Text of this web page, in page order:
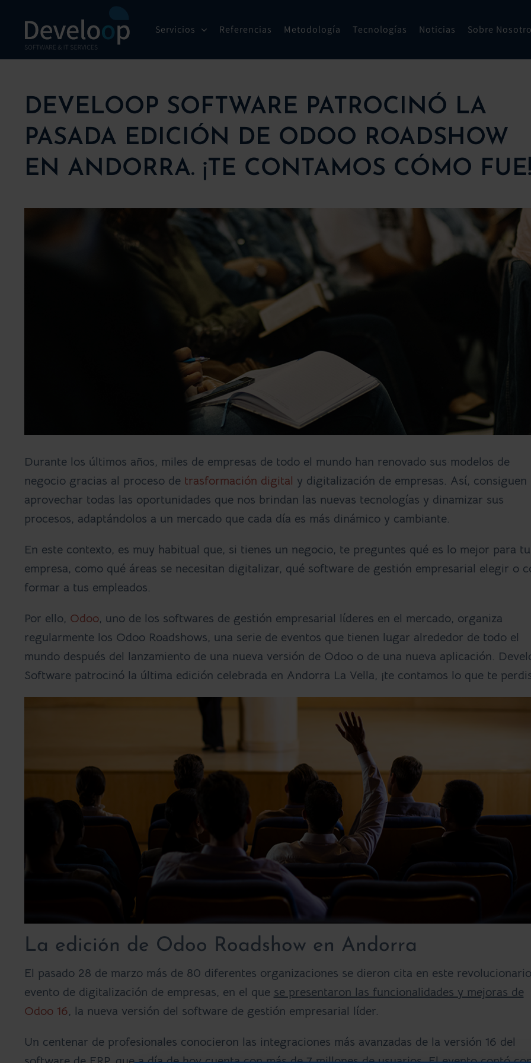
contenido
Servicios Referencias Metodología Tecnologías Noticias Sobre
DEVELOOP SOFTWARE PATROCINÓ LA
PASADA EDICIÓN DE ODOO ROADSHOW
EN ANDORRA. ¡TE CONTAMOS CÓMO
Durante los últimos años, miles de empresas de todo el mundo han renovado sus modelos de
negocio gracias al proceso de trasformación digital y digitalización de empresas. Así, consiguen
aprovechar todas las oportunidades que nos brindan las nuevas tecnologías y dinamizar sus
procesos, adaptándolos a un mercado que cada día es más dinámico y cambiante.
En este contexto, es muy habitual que, si tienes un negocio, te preguntes qué es lo mejor para tu
empresa, como qué áreas se necesitan digitalizar, qué software de gestión empresarial elegir o
formar a tus empleados.
Por ello, Odoo, uno de los softwares de gestión empresarial líderes en el mercado, organiza
regularmente los Odoo Roadshows, una serie de eventos que tienen lugar alrededor de todo el
mundo después del lanzamiento de una nueva versión de Odoo o de una nueva aplicación.
Software patrocinó la última edición celebrada en Andorra La Vella, ¡te contamos lo que te
La edición de Odoo Roadshow en Andorra
El pasado 28 de marzo más de 80 diferentes organizaciones se dieron cita en este revolucionario
evento de digitalización de empresas, en el que se presentaron las funcionalidades y mejoras de
Odoo 16, la nueva versión del software de gestión empresarial líder.
Un centenar de profesionales conocieron las integraciones más avanzadas de la versión 16 del